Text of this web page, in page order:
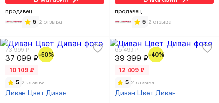
продавец
5 2 отзыва
продавец
5 2 отзыва
73 999 ₽
37 099 ₽-50%
10 109 ₽
5 2 отзыва
Диван Цвет Диван
65 499 ₽
39 399 ₽-40%
12 409 ₽
5 2 отзыва
Диван Цвет Диван